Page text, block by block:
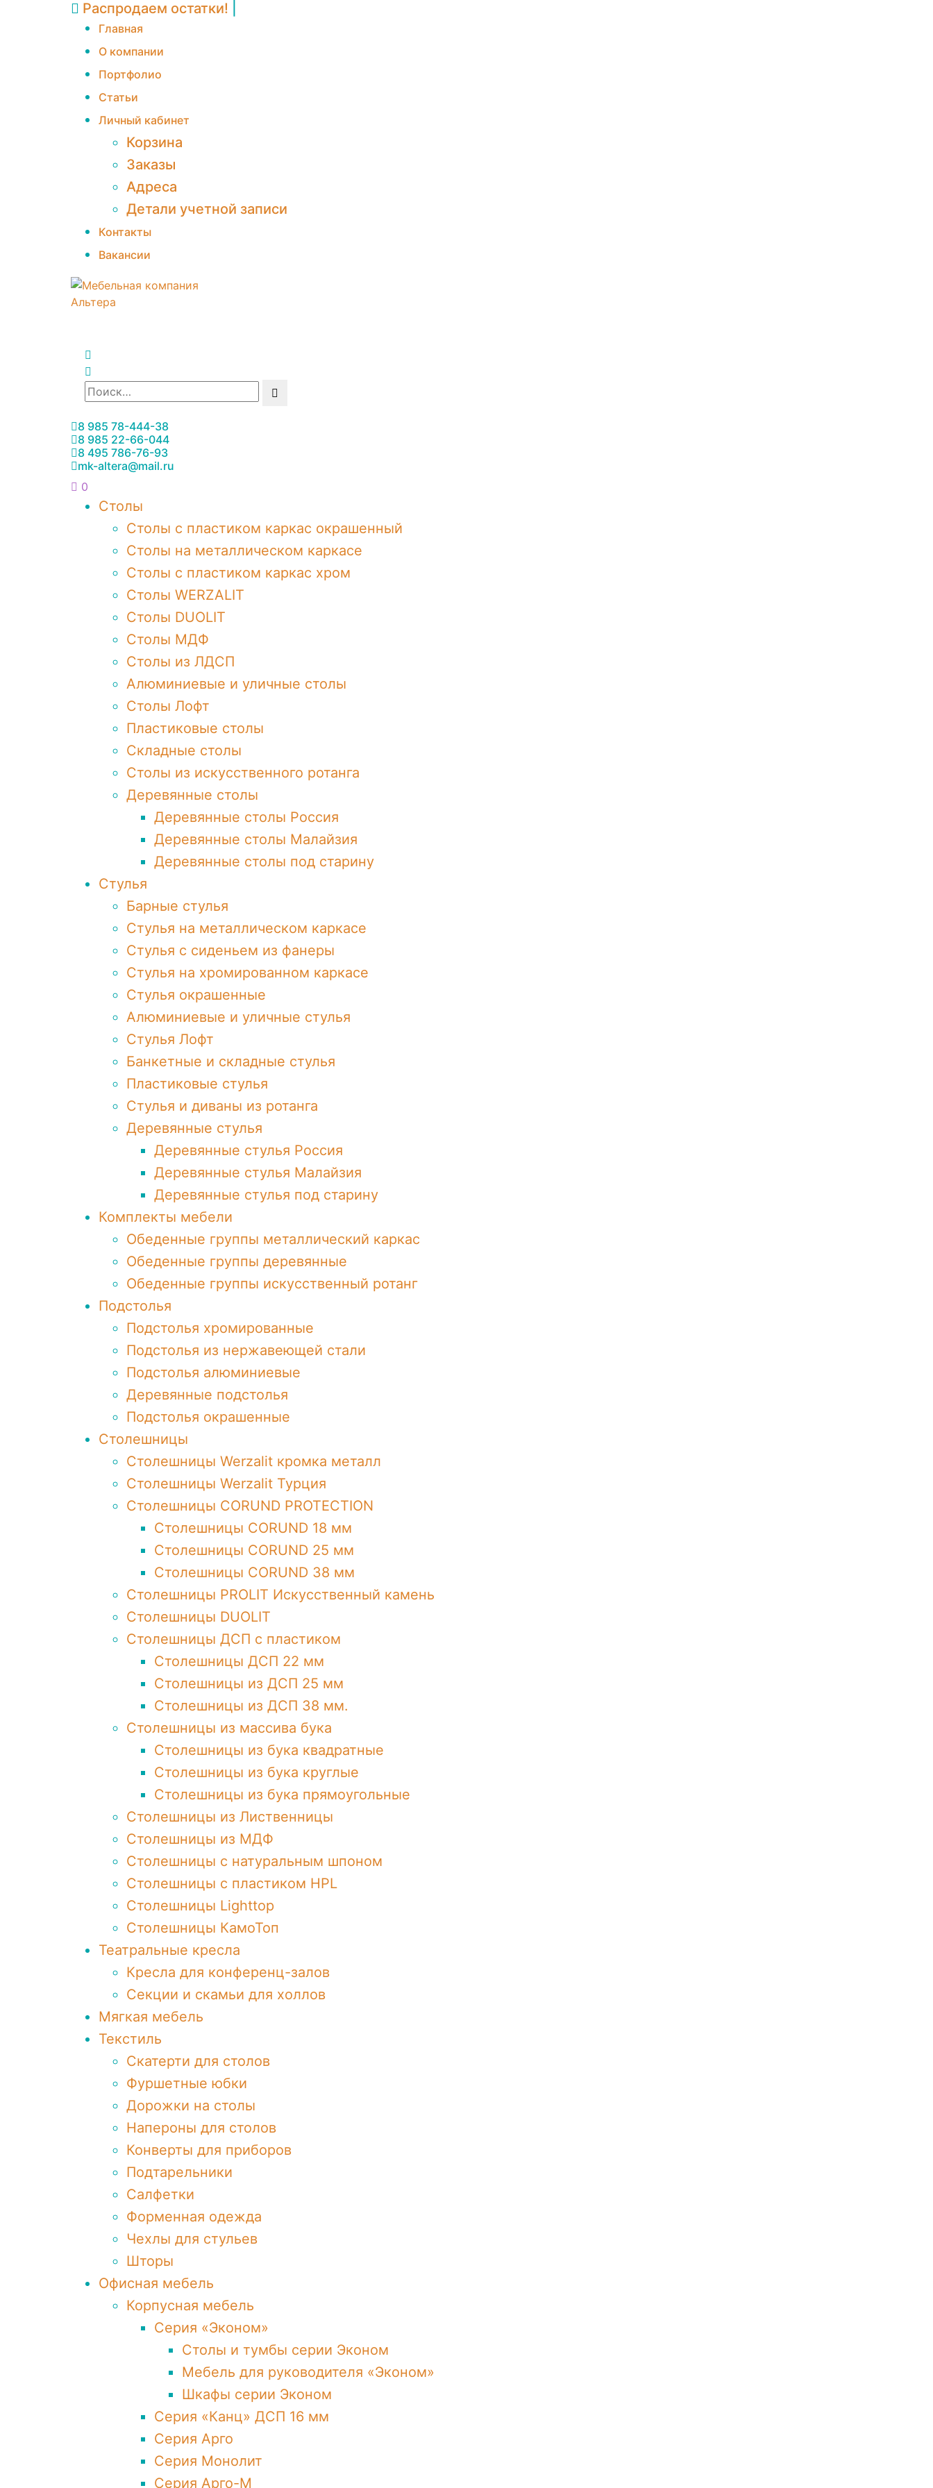
Распродаем остатки!
Главная
О компании
Портфолио
Статьи
Личный кабинет
Корзина
Заказы
Адреса
Детали учетной записи
Контакты
Вакансии
8 985 78-444-38
8 985 22-66-044
8 495 786-76-93
mk-altera@mail.ru
0
Столы
Столы с пластиком каркас окрашенный
Столы на металлическом каркасе
Столы с пластиком каркас хром
Столы WERZALIT
Столы DUOLIT
Столы МДФ
Столы из ЛДСП
Алюминиевые и уличные столы
Столы Лофт
Пластиковые столы
Складные столы
Столы из искусственного ротанга
Деревянные столы
Деревянные столы Россия
Деревянные столы Малайзия
Деревянные столы под старину
Стулья
Барные стулья
Стулья на металлическом каркасе
Стулья с сиденьем из фанеры
Стулья на хромированном каркасе
Стулья окрашенные
Алюминиевые и уличные стулья
Стулья Лофт
Банкетные и складные стулья
Пластиковые стулья
Стулья и диваны из ротанга
Деревянные стулья
Деревянные стулья Россия
Деревянные стулья Малайзия
Деревянные стулья под старину
Комплекты мебели
Обеденные группы металлический каркас
Обеденные группы деревянные
Обеденные группы искусственный ротанг
Подстолья
Подстолья хромированные
Подстолья из нержавеющей стали
Подстолья алюминиевые
Деревянные подстолья
Подстолья окрашенные
Столешницы
Столешницы Werzalit кромка металл
Столешницы Werzalit Турция
Столешницы CORUND PROTECTION
Столешницы CORUND 18 мм
Столешницы CORUND 25 мм
Столешницы CORUND 38 мм
Столешницы PROLIT Искусственный камень
Столешницы DUOLIT
Столешницы ДСП с пластиком
Столешницы ДСП 22 мм
Столешницы из ДСП 25 мм
Столешницы из ДСП 38 мм.
Столешницы из массива бука
Столешницы из бука квадратные
Столешницы из бука круглые
Столешницы из бука прямоугольные
Столешницы из Лиственницы
Столешницы из МДФ
Столешницы с натуральным шпоном
Столешницы c пластиком HPL
Столешницы Lighttop
Столешницы КамоТоп
Театральные кресла
Кресла для конференц-залов
Секции и скамьи для холлов
Мягкая мебель
Текстиль
Скатерти для столов
Фуршетные юбки
Дорожки на столы
Напероны для столов
Конверты для приборов
Подтарельники
Салфетки
Форменная одежда
Чехлы для стульев
Шторы
Офисная мебель
Корпусная мебель
Серия «Эконом»
Столы и тумбы серии Эконом
Мебель для руководителя «Эконом»
Шкафы серии Эконом
Серия «Канц» ДСП 16 мм
Серия Арго
Серия Монолит
Серия Арго-М